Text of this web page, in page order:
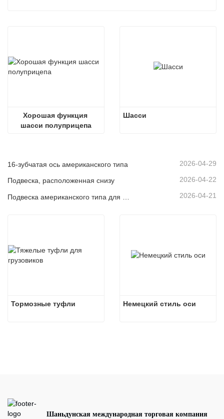
Хорошая функция
шасси полуприцепа
Шасси
16-зубчатая ось американского типа 2026-04-29
Подвеска, расположенная снизу 2026-04-22
2026-04-21
Тормозные туфли Немецкий стиль оси
Шаньдунская международная торговая компания